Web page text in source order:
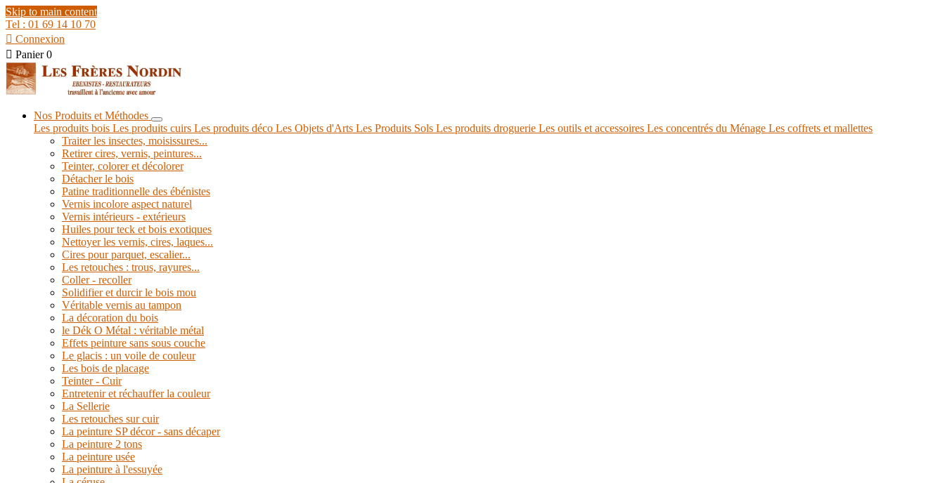
Skip to main content
Tel : 01 69 14 10 70
 Connexion
 Panier 0
Nos Produits et Méthodes
Les produits bois Les produits cuirs Les produits déco Les Objets d'Arts Les Produits Sols Les produits droguerie Les outils et accessoires Les concentrés du Ménage Les coffrets et mallettes
Traiter les insectes, moisissures...
Retirer cires, vernis, peintures...
Teinter, colorer et décolorer
Détacher le bois
Patine traditionnelle des ébénistes
Vernis incolore aspect naturel
Vernis intérieurs - extérieurs
Huiles pour teck et bois exotiques
Nettoyer les vernis, cires, laques...
Cires pour parquet, escalier...
Les retouches : trous, rayures...
Coller - recoller
Solidifier et durcir le bois mou
Véritable vernis au tampon
La décoration du bois
le Dék O Métal : véritable métal
Effets peinture sans sous couche
Le glacis : un voile de couleur
Les bois de placage
Teinter - Cuir
Entretenir et réchauffer la couleur
La Sellerie
Les retouches sur cuir
La peinture SP décor - sans décaper
La peinture 2 tons
La peinture usée
La peinture à l'essuyée